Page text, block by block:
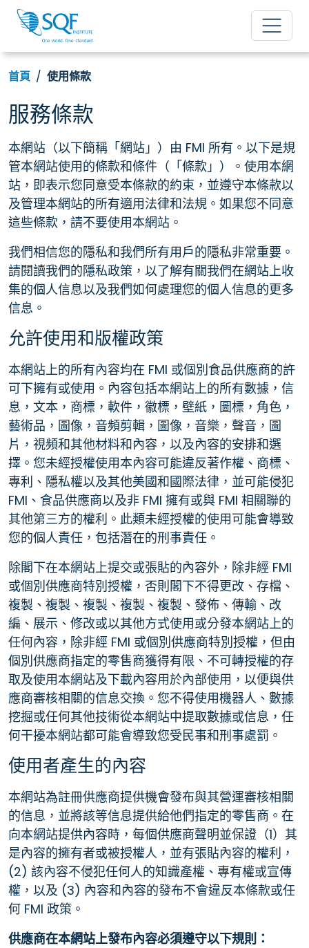
首頁 使用條款
服務條款
本網站（以下簡稱「網站」）由 FMI 所有。以下是規
管本網站使用的條款和條件（「條款」）。使用本網
站，即表示您同意受本條款的約束，並遵守本條款以
及管理本網站的所有適用法律和法規。如果您不同意
這些條款，請不要使用本網站。
我們相信您的隱私和我們所有用戶的隱私非常重要。
請閱讀我們的隱私政策，以了解有關我們在網站上收
集的個人信息以及我們如何處理您的個人信息的更多
信息。
允許使用和版權政策
本網站上的所有內容均在 FMI 或個別食品供應商的許
可下擁有或使用。內容包括本網站上的所有數據，信
息，文本，商標，軟件，徽標，壁紙，圖標，角色，
藝術品，圖像，音頻剪輯，圖像，音樂，聲音，圖
片，視頻和其他材料和內容，以及內容的安排和選
擇。您未經授權使用本內容可能違反著作權、商標、
專利、隱私權以及其他美國和國際法律，並可能侵犯
FMI、食品供應商以及非 FMI 擁有或與 FMI 相關聯的
其他第三方的權利。此類未經授權的使用可能會導致
您的個人責任，包括潛在的刑事責任。
除閣下在本網站上提交或張貼的內容外，除非經 FMI
或個別供應商特別授權，否則閣下不得更改、存檔、
複製、複製、複製、複製、複製、發佈、傳輸、改
編、展示、修改或以其他方式使用或分發本網站上的
任何內容，除非經 FMI 或個別供應商特別授權，但由
個別供應商指定的零售商獲得有限、不可轉授權的存
取及使用本網站及下載內容用於內部使用，以便與供
應商審核相關的信息交換。您不得使用機器人、數據
挖掘或任何其他技術從本網站中提取數據或信息，任
何干擾本網站都可能會導致您受民事和刑事處罰。
使用者產生的內容
本網站為註冊供應商提供機會發布與其營運審核相關
的信息，並將該等信息提供給他們指定的零售商。在
向本網站提供內容時，每個供應商聲明並保證（1）其
是內容的擁有者或被授權人，並有張貼內容的權利，
(2) 該內容不侵犯任何人的知識產權、專有權或宣傳
權，以及 (3) 內容和內容的發布不會違反本條款或任
何 FMI 政策。
供應商在本網站上發布內容必須遵守以下規則：